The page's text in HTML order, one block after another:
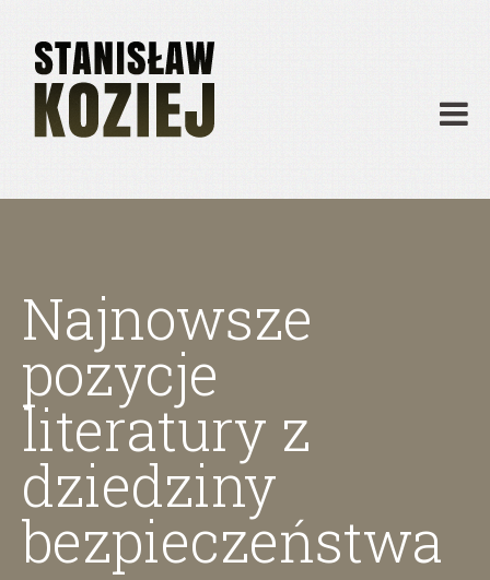
Publikacje
Działalność
Materiały dydaktyczne
Najnowsze
pozycje
literatury z
dziedziny
bezpieczeństwa